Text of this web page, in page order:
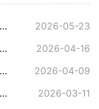
2026-05-23
2026-04-16
2026-04-09
2026-03-11